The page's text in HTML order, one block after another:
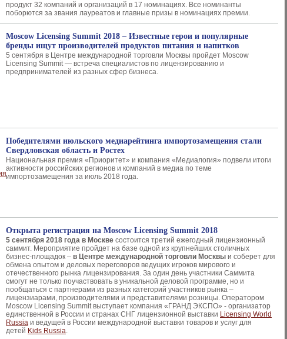
продукт 32 компаний и организаций в 17 номинациях. Все номинанты
поборются за звания лауреатов и главные призы в номинациях премии.
Moscow Licensing Summit 2018 – Известные герои и популярные
бренды ищут производителей продуктов питания и напитков
5 сентября в Центре международной торговли Москвы пройдет Moscow
Licensing Summit — встреча специалистов по лицензированию и
предпринимателей из разных сфер бизнеса.
Победителями июльского медиарейтинга импортозамещения стали
Свердловская область и Ростех
Национальная премия «Приоритет» и компания «Медиалогия» подвели итоги
активности российских регионов и компаний в медиа по теме
импортозамещения за июль 2018 года.
Открыта регистрация на Moscow Licensing Summit 2018
5 сентября 2018 года в Москве состоится третий ежегодный лицензионный
саммит. Мероприятие пройдет на базе одной из крупнейших столичных
бизнес-площадок – в Центре международной торговли Москвы и соберет для
обмена опытом и деловых переговоров ведущих игроков мирового и
отечественного рынка лицензирования. За один день участники Саммита
смогут не только поучаствовать в уникальной деловой программе, но и
пообщаться с партнерами из разных категорий участников рынка –
лицензиарами, производителями и представителями розницы. Оператором
Moscow Licensing Summit выступает компания «ГРАНД ЭКСПО» - организатор
единственной в России и странах СНГ лицензионной выставки Licensing World
Russia и ведущей в России международной выставки товаров и услуг для
детей Kids Russia.